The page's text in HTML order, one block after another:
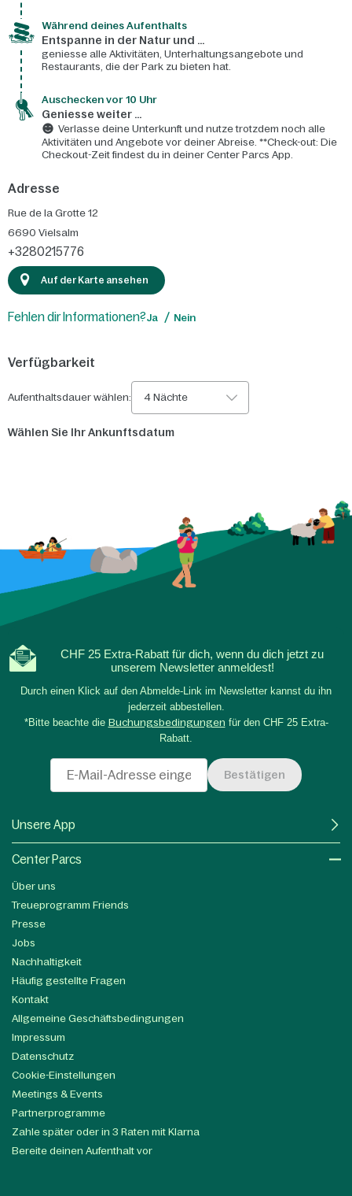
Während deines Aufenthalts
Entspanne in der Natur und ...
geniesse alle Aktivitäten, Unterhaltungsangebote und
Restaurants, die der Park zu bieten hat.
Auschecken vor 10 Uhr
Geniesse weiter ...
Verlasse deine Unterkunft und nutze trotzdem noch alle
Aktivitäten und Angebote vor deiner Abreise. **Check-out: Die
Checkout-Zeit findest du in deiner Center Parcs App.
Adresse
Rue de la Grotte 12
6690 Vielsalm
+3280215776
Auf der Karte ansehen
Fehlen dir Informationen?Ja Nein
Verfügbarkeit
Aufenthaltsdauer wählen: 4 Nächte
Wählen Sie Ihr Ankunftsdatum
CHF 25 Extra-Rabatt für dich, wenn du dich jetzt zu
unserem Newsletter anmeldest!
Durch einen Klick auf den Abmelde-Link im Newsletter kannst du ihn
jederzeit abbestellen.
*Bitte beachte die Buchungsbedingungen für den CHF 25 Extra-
Rabatt.
Bestätigen
Unsere App
Center Parcs
Über uns
Treueprogramm Friends
Presse
Jobs
Nachhaltigkeit
Häufig gestellte Fragen
Kontakt
Allgemeine Geschäftsbedingungen
Impressum
Datenschutz
Cookie-Einstellungen
Meetings & Events
Partnerprogramme
Zahle später oder in 3 Raten mit Klarna
Bereite deinen Aufenthalt vor